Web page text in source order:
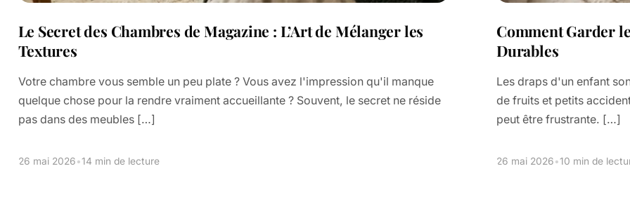
Le Secret des Chambres de Magazine : L’Art de Mélanger les
Textures
Votre chambre vous semble un peu plate ? Vous avez l'impression qu'il manque
quelque chose pour la rendre vraiment accueillante ? Souvent, le secret ne réside
pas dans des meubles […]
26 mai 2026•14 min de lecture
Comment Garder
Durables
Les draps d'un enfant
de fruits et petits
peut être frustrante. […]
26 mai 2026•10 min de